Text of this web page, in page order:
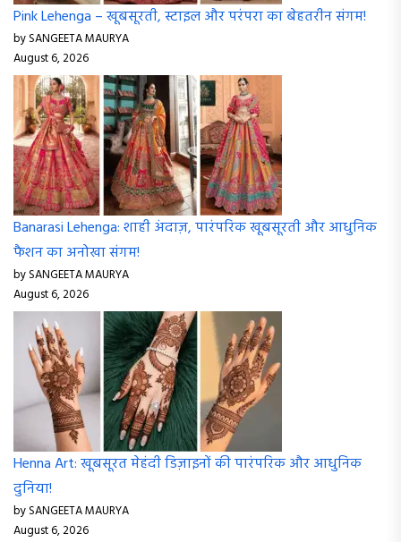
Pink Lehenga – खूबसूरती, स्टाइल और परंपरा का बेहतरीन संगम!
by SANGEETA MAURYA
August 6, 2026
Banarasi Lehenga: शाही अंदाज़, पारंपरिक खूबसूरती और आधुनिक
फैशन का अनोखा संगम!
by SANGEETA MAURYA
August 6, 2026
Henna Art: खूबसूरत मेहंदी डिज़ाइनों की पारंपरिक और आधुनिक
दुनिया!
by SANGEETA MAURYA
August 6, 2026